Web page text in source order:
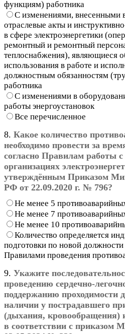
функциям) работника
С изменениями, внесенными
отраслевые акты и
в сфере электроэнергетики
ремонтный и ремонтный
теплоснабжения), являющиеся
использования в работе и
должностным обязанностям
работника
С изменениями в
работы энергоустановок
Все перечисленное
8. Какое количество
необходимо провести за
согласно Правилам работы
организациях
утверждённым Приказом
РФ от 22.09.2020 г. № 796?
Не менее 5
Не менее 7
Не менее 10
Количество определяется
подготовки по новой должности
Правилами проведения
9. Укажите
проведению сердечно-
поддержанию проходимости
наличии у пострадавшего
(дыхания, кровообращения)
в соответствии с приказом